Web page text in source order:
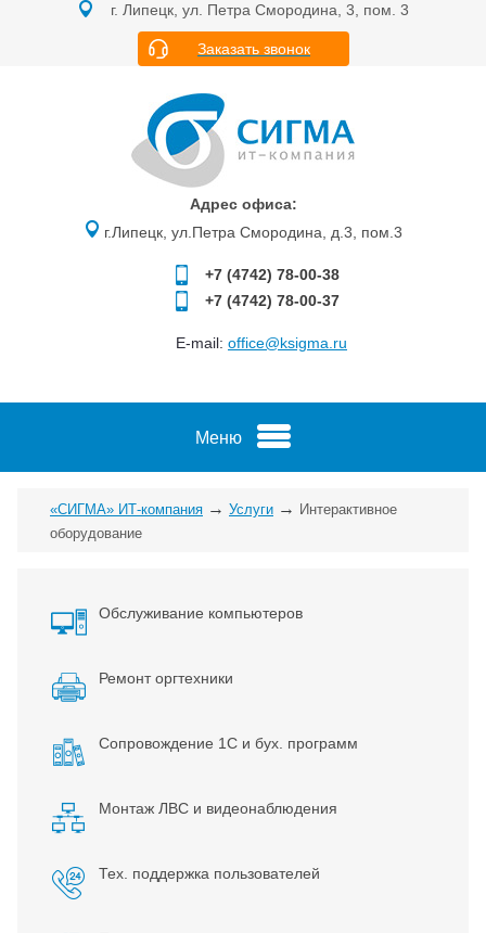
г. Липецк, ул. Петра Смородина, 3, пом. 3
Заказать звонок
Адрес офиса:
г.Липецк, ул.Петра Смородина, д.3, пом.3
+7 (4742) 78-00-38
+7 (4742) 78-00-37
E-mail: office@ksigma.ru
Меню
«СИГМА» ИТ-компания → Услуги → Интерактивное
оборудование
Обслуживание компьютеров
Ремонт оргтехники
Сопровождение 1С и бух. программ
Монтаж ЛВС и видеонаблюдения
Тех. поддержка пользователей